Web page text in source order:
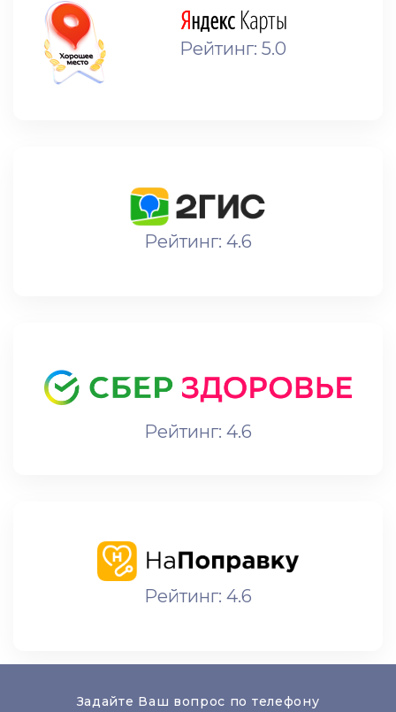
Рейтинг: 5.0
Рейтинг: 4.6
Рейтинг: 4.6
Рейтинг: 4.6
Задайте Ваш вопрос по телефону